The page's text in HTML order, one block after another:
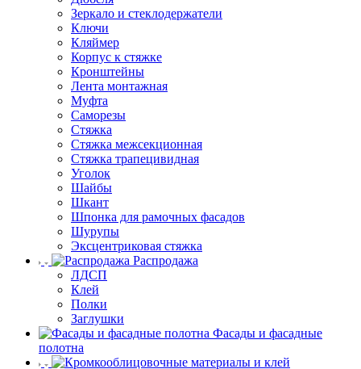
Зеркало и стеклодержатели
Ключи
Кляймер
Корпус к стяжке
Кронштейны
Лента монтажная
Муфта
Саморезы
Стяжка
Стяжка межсекционная
Стяжка трапецивидная
Уголок
Шайбы
Шкант
Шпонка для рамочных фасадов
Шурупы
Эксцентриковая стяжка
Распродажа
ЛДСП
Клей
Полки
Заглушки
Фасады и фасадные
полотна